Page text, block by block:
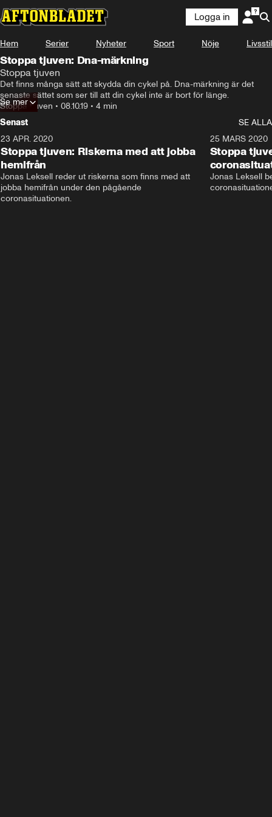
Logga in
Hem Serier Nyheter Sport Nöje Livsstil
Stoppa tjuven: Dna-märkning
Stoppa tjuven
Det finns många sätt att skydda din cykel på. Dna-märkning är det
senaste sättet som ser till att din cykel inte är bort för länge.
Stoppa tjuven • 08.10.19 • 4 min
Se mer
Senast
SE ALLA
23 APR. 2020
Stoppa tjuven: Riskerna med att jobba
hemifrån
Jonas Leksell reder ut riskerna som finns med att
jobba hemifrån under den pågående
coronasituationen.
25 MARS 2020
Stoppa
Jonas Leksell